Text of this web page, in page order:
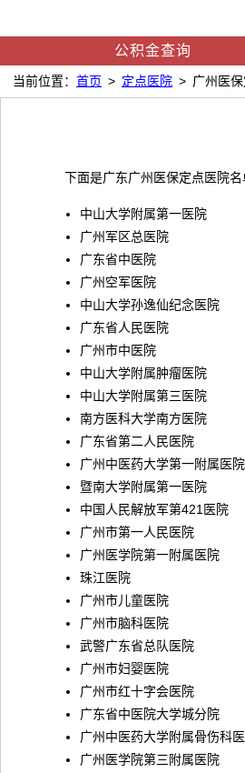
公积金查询
当前位置： 首页 > 定点医院 > 广州医
下面是广东广州医保定点医院
中山大学附属第一医院
广州军区总医院
广东省中医院
广州空军医院
中山大学孙逸仙纪念医院
广东省人民医院
广州市中医院
中山大学附属肿瘤医院
中山大学附属第三医院
南方医科大学南方医院
广东省第二人民医院
广州中医药大学第一附属医院
暨南大学附属第一医院
中国人民解放军第421医院
广州市第一人民医院
广州医学院第一附属医院
珠江医院
广州市儿童医院
广州市脑科医院
武警广东省总队医院
广州市妇婴医院
广州市红十字会医院
广东省中医院大学城分院
广州中医药大学附属骨伤科
广州医学院第三附属医院